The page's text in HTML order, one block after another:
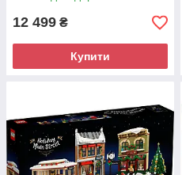
12 499 ₴
Купити